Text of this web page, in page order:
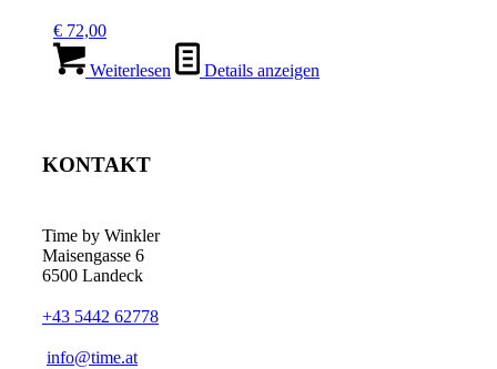
€ 72,00
Weiterlesen Details anzeigen
KONTAKT
Time by Winkler
Maisengasse 6
6500 Landeck
+43 5442 62778
­info@time.at